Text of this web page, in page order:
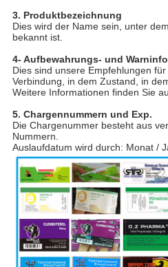
3. Produktbezeichnung
Dies wird der Name sein, unter
bekannt ist.
4- Aufbewahrungs- und
Dies sind unsere Empfehlungen
Verbindung, in dem Zustand, in
Weitere Informationen finden Sie
5. Chargennummern und Exp.
Die Chargenummer besteht aus
Nummern.
Auslaufdatum wird durch: Monat /